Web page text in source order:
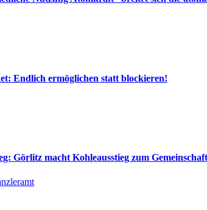
Endlich ermöglichen statt blockieren!
Görlitz macht Kohleausstieg zum